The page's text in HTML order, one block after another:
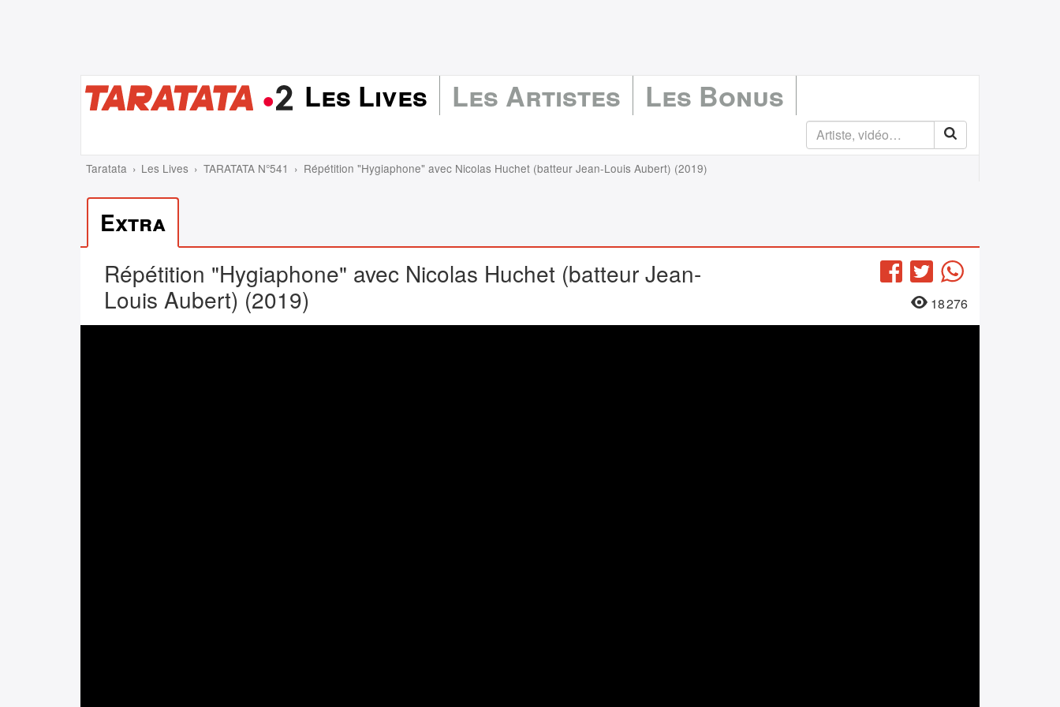
Les Lives Les Artistes Les Bonus
Taratata Les Lives TARATATA N°541 Répétition "Hygiaphone" avec Nicolas Huchet (batteur Jean-Louis Aubert) (2019)
Extra
Répétition "Hygiaphone" avec Nicolas Huchet (batteur Jean-
Louis Aubert) (2019)
Facebook
TwitterWhatsApp
18 276